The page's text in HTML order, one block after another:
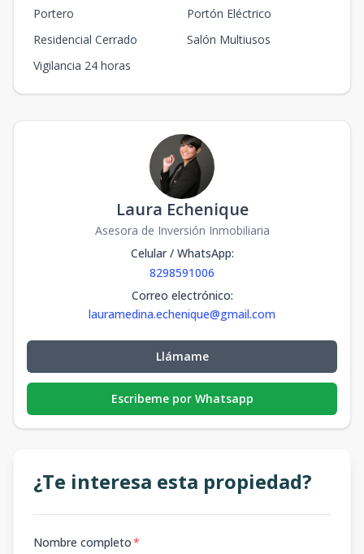
Portero
Portón Eléctrico
Residencial Cerrado
Salón Multiusos
Vigilancia 24 horas
Laura Echenique
Asesora de Inversión Inmobiliaria
Celular / WhatsApp:
8298591006
Correo electrónico:
lauramedina.echenique@gmail.com
Llámame
Escribeme por Whatsapp
¿Te interesa esta propiedad?
Nombre completo*